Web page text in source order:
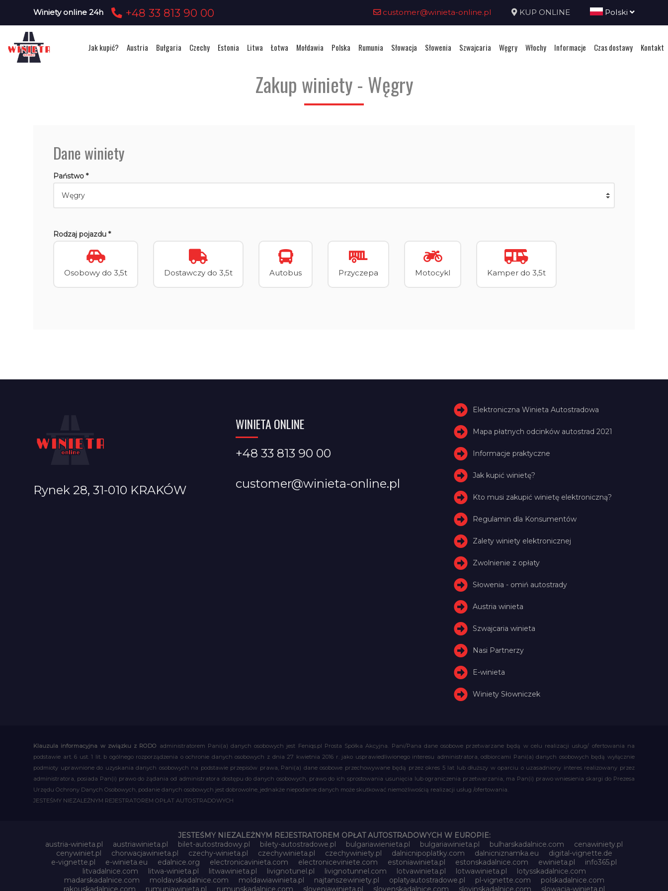
Winiety online 24h +48 33 813 90 00 customer@winieta-online.pl KUP ONLINE Polski
Jak kupić? Austria Bułgaria Czechy Estonia Litwa Łotwa Mołdawia Polska Rumunia Słowacja Słowenia Szwajcaria Węgry Włochy Informacje Czas dostawy Kontakt
Zakup winiety - Węgry
Dane winiety
Państwo *
Rodzaj pojazdu *
Osobowy do 3,5t Dostawczy do 3,5t Autobus Przyczepa Motocykl Kamper do 3,5t
Rynek 28, 31-010 KRAKÓW
WINIETA ONLINE
+48 33 813 90 00
customer@winieta-online.pl
Elektroniczna Winieta Autostradowa
Mapa płatnych odcinków autostrad 2021
Informacje praktyczne
Jak kupić winietę?
Kto musi zakupić winietę elektroniczną?
Regulamin dla Konsumentów
Zalety winiety elektronicznej
Zwolnienie z opłaty
Słowenia - omiń autostrady
Austria winieta
Szwajcaria winieta
Nasi Partnerzy
E-winieta
Winiety Słowniczek
Klauzula informacyjna w związku z RODO administratorem Pani(a) danych osobowych jest Feniqs.pl Prosta Spółka Akcyjna. Pani/Pana dane osobowe przetwarzane będą w celu realizacji usług/ ofertowania na
podstawie art. 6 ust. 1 lit. b ogólnego rozporządzenia o ochronie danych osobowych z dnia 27 kwietnia 2016 r. jako usprawiedliwionego interesu administratora, odbiorcami Pani(a) danych osobowych będą wyłącznie
podmioty uprawnione do uzyskania danych osobowych na podstawie przepisów prawa, Pani(a) dane osobowe przechowywane będą przez okres 5 lat lub dłuższy w oparciu o uzasadniony interes realizowany przez
administratora, posiada Pan(i) prawo do żądania od administratora dostępu do danych osobowych, prawo do ich sprostowania usunięcia lub ograniczenia przetwarzania, ma Pan(i) prawo wniesienia skargi do Prezesa
Urzędu Ochrony Danych Osobowych, podanie danych osobowych jest dobrowolne, jednakże niepodanie danych może skutkować niemożliwością realizacji usług /ofertowania.
JESTEŚMY NIEZALEŻNYM REJESTRATOREM OPŁAT AUTOSTRADOWYCH
JESTEŚMY NIEZALEŻNYM REJESTRATOREM OPŁAT AUTOSTRADOWYCH W EUROPIE:
austria-winieta.pl
austriawinieta.pl bilet-autostradowy.pl bilety-autostradowe.pl bulgariawienieta.pl bulgariawinieta.pl bulharskadalnice.com
cenawiniety.pl
cenywiniet.pl
chorwacjawinieta.pl czechy-winieta.pl czechywinieta.pl czechywiniety.pl dalnicnipoplatky.com dalnicniznamka.eu
digital-vignette.de
e-vignette.pl
e-winieta.eu edalnice.org electronicavinieta.com electroniceviniete.com estoniawinieta.pl estonskadalnice.com ewinieta.pl
info365.pl
litvadalnice.com
litwa-winieta.pl litwawinieta.pl livignotunel.pl livignotunnel.com lotvawinieta.pl lotwawinieta.pl
lotysskadalnice.com
madarskadalnice.com
moldavskadalnice.com moldawiawinieta.pl najtanszewiniety.pl oplatyautostradowe.pl pl-vignette.com
polskadalnice.com
rakouskadalnice.com
rumuniawinieta.pl rumunskadalnice.com sloveniawinieta.pl slovenskadalnice.com slovinskadalnice.com slowacja-winieta.pl